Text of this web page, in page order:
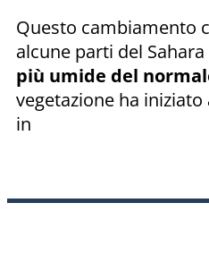
Questo cambiamento
alcune parti del Sahara
più umide del
vegetazione ha
in